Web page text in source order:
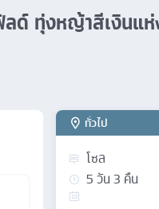
ลด์ ทุ่งหญ้าสีเงินแ
ทั่วไป
โซล
5วัน3 คืน